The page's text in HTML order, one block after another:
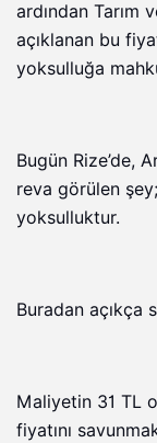
ardından Tarım
açıklanan bu
yoksulluğa
Bugün Rize’de,
reva görülen
yoksulluktur.
Buradan açıkça
Maliyetin 31 TL
fiyatını